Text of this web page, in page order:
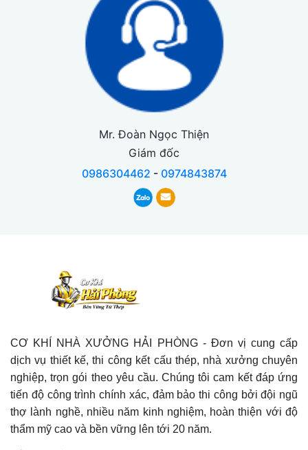
Mr. Đoàn Ngọc Thiện
Giám đốc
0986304462 - 0974843874
CƠ KHÍ NHÀ XƯỞNG HẢI PHÒNG - Đơn vị cung cấp
dịch vụ thiết kế, thi công kết cấu thép, nhà xưởng chuyên
nghiệp, trọn gói theo yêu cầu. Chúng tôi cam kết đáp ứng
tiến độ công trình chính xác, đảm bảo thi công bởi đội ngũ
thợ lành nghề, nhiều năm kinh nghiệm, hoàn thiện với độ
thẩm mỹ cao và bền vững lên tới 20 năm.